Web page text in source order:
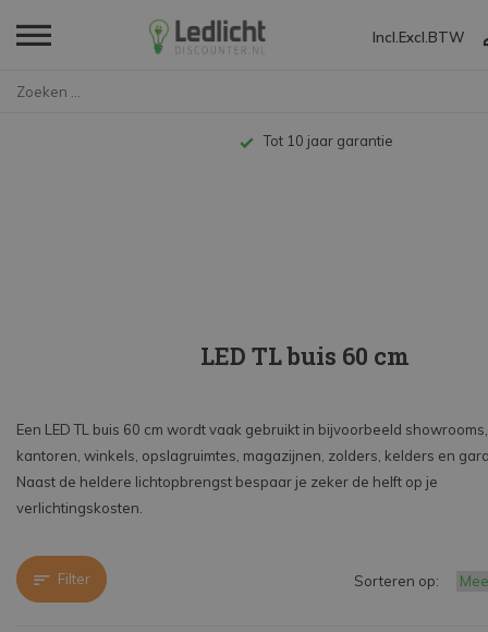
Incl. Excl. BTW
Tot 10 jaar garantie
LED TL buis 60 cm
Een LED TL buis 60 cm wordt vaak gebruikt in bijvoorbeeld showrooms,
kantoren, winkels, opslagruimtes, magazijnen, zolders, kelders en
Naast de heldere lichtopbrengst bespaar je zeker de helft op je
verlichtingskosten.
Filter Sorteren op: